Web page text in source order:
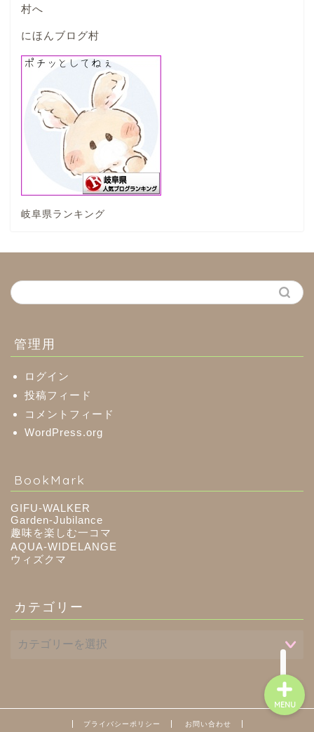
にほんブログ村
岐阜県ランキング
管理用
ログイン
投稿フィード
コメントフィード
WordPress.org
BookMark
GIFU-WALKER
Garden-Jubilance
趣味を楽しむ一コマ
AQUA-WIDELANGE
ウィズクマ
カテゴリー
プライバシーポリシー お問い合わせ
MENU
川辺町